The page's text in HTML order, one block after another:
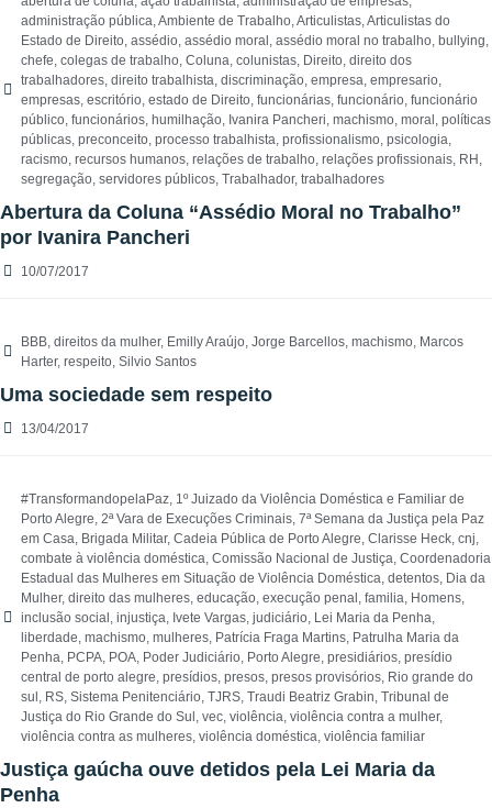
administração pública,Ambiente de Trabalho,Articulistas,Articulistas do
Estado de Direito, assédio, assédio moral , assédio moral no trabalho, bullying,
chefe, colegas de trabalho, Coluna, colunistas, Direito, direito dos
trabalhadores, direito trabalhista, discriminação, empresa, empresario,
empresas, escritório, estado de Direito, funcionárias, funcionário, funcionário
público, funcionários, humilhação, Ivanira Pancheri, machismo, moral , políticas
públicas, preconceito, processo trabalhista, profissionalismo, psicologia,
racismo, recursos humanos, relações de trabalho, relações profissionais, RH ,
segregação, servidores públicos, Trabalhador, trabalhadores
Abertura da Coluna “Assédio Moral no Trabalho”
por Ivanira Pancheri
10/07/2017
BBB, direitos da mulher, Emilly Araújo, Jorge Barcellos, machismo, Marcos
Harter, respeito, Silvio Santos
Uma sociedade sem respeito
13/04/2017
#TransformandopelaPaz, 1º Juizado da Violência Doméstica e Familiar de
Porto Alegre, 2ª Vara de Execuções Criminais, 7ª Semana da Justiça pela Paz
em Casa, Brigada Militar, Cadeia Pública de Porto Alegre, Clarisse Heck, cnj,
combate à violência doméstica, Comissão Nacional de Justiça, Coordenadoria
Estadual das Mulheres em Situação de Violência Doméstica, detentos, Dia da
Mulher, direito das mulheres, educação, execução penal , familia, Homens,
inclusão social , injustiça, Ivete Vargas, judiciário, Lei Maria da Penha,
liberdade, machismo, mulheres, Patrícia Fraga Martins, Patrulha Maria da
Penha, PCPA, POA, Poder Judiciário, Porto Alegre, presidiários, presídio
central de porto alegre, presídios, presos, presos provisórios, Rio grande do
sul , RS, Sistema Penitenciário, TJRS, Traudi Beatriz Grabin, Tribunal de
Justiça do Rio Grande do Sul , vec, violência, violência contra a mulher,
violência contra as mulheres, violência doméstica, violência familiar
Justiça gaúcha ouve detidos pela Lei Maria da
Penha